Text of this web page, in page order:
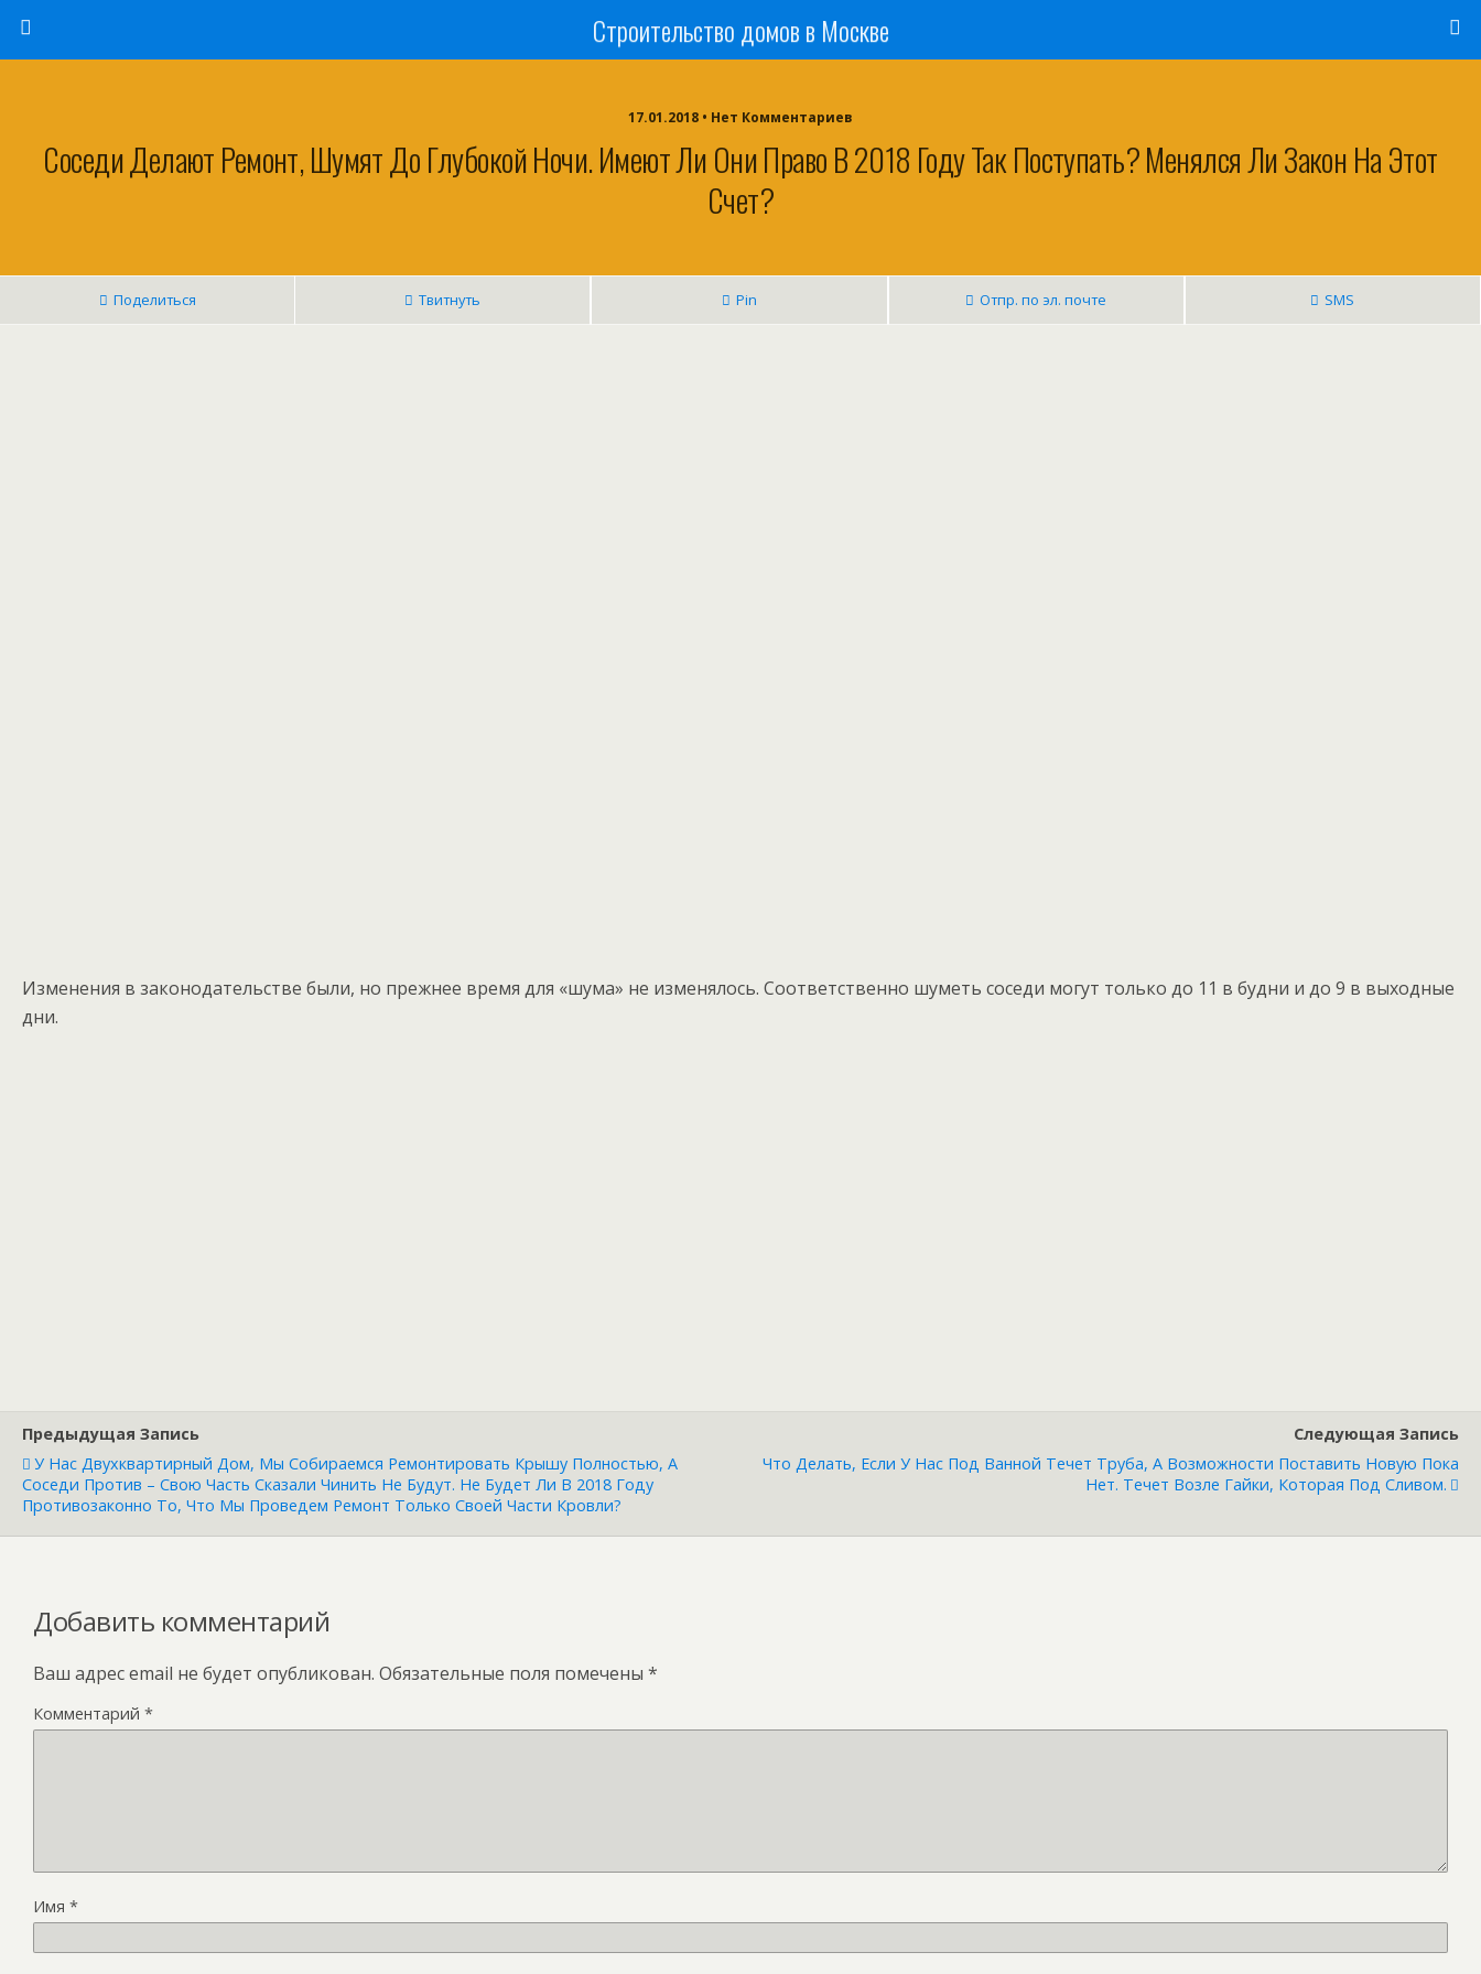
Строительство домов в Москве
17.01.2018 • Нет Комментариев
Соседи Делают Ремонт, Шумят До Глубокой Ночи. Имеют Ли Они Право В 2018 Году Так Поступать? Менялся Ли Закон На Этот
Счет?
Поделиться Твитнуть Pin Отпр. по эл. почте SMS
Изменения в законодательстве были, но прежнее время для «шума» не изменялось. Соответственно шуметь соседи могут только до 11 в будни и до 9 в выходные
дни.
Предыдущая Запись
У Нас Двухквартирный Дом, Мы Собираемся Ремонтировать Крышу Полностью, А
Соседи Против – Свою Часть Сказали Чинить Не Будут. Не Будет Ли В 2018 Году
Противозаконно То, Что Мы Проведем Ремонт Только Своей Части Кровли?
Следующая Запись
Что Делать, Если У Нас Под Ванной Течет Труба, А Возможности Поставить Новую Пока
Нет. Течет Возле Гайки, Которая Под Сливом.
Добавить комментарий
Ваш адрес email не будет опубликован. Обязательные поля помечены *
Комментарий *
Имя *